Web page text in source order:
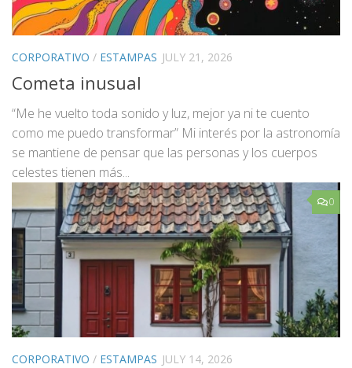
CORPORATIVO / ESTAMPAS JULY 21, 2026
Cometa inusual
“Me he vuelto toda sonido y luz, mejor ya ni te cuento
como me puedo transformar” Mi interés por la astronomía
se mantiene de pensar que las personas y los cuerpos
celestes tienen más...
0
CORPORATIVO / ESTAMPAS JULY 14, 2026